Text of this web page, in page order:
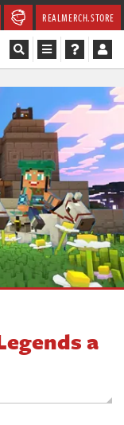
REALMERCH.STORE
a